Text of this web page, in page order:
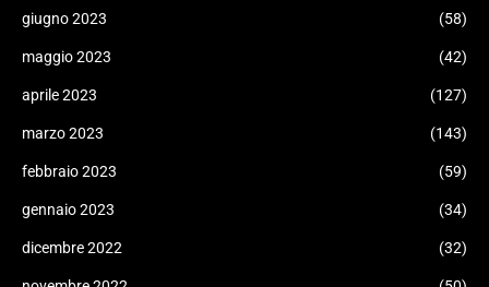
giugno 2023 (58)
maggio 2023 (42)
aprile 2023 (127)
marzo 2023 (143)
febbraio 2023 (59)
gennaio 2023 (34)
dicembre 2022 (32)